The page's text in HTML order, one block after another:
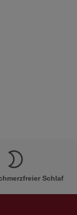
Schlaf